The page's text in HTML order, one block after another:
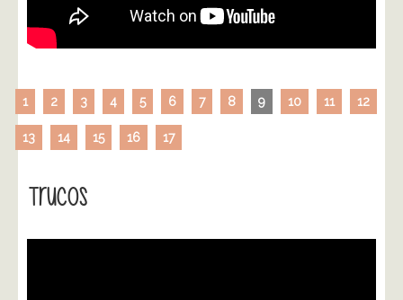
1 2 3 4 5 6 7 8 9 10 11 12
13 14 15 16 17
Trucos